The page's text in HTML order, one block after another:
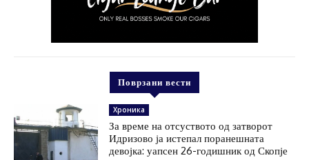
Поврзани вести
Хроника
За време на отсуството од затворот
Идризово ја истепал поранешната
девојка: уапсен 26-годишник од Скопје